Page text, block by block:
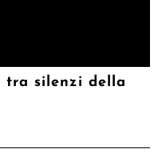
tra silenzi della